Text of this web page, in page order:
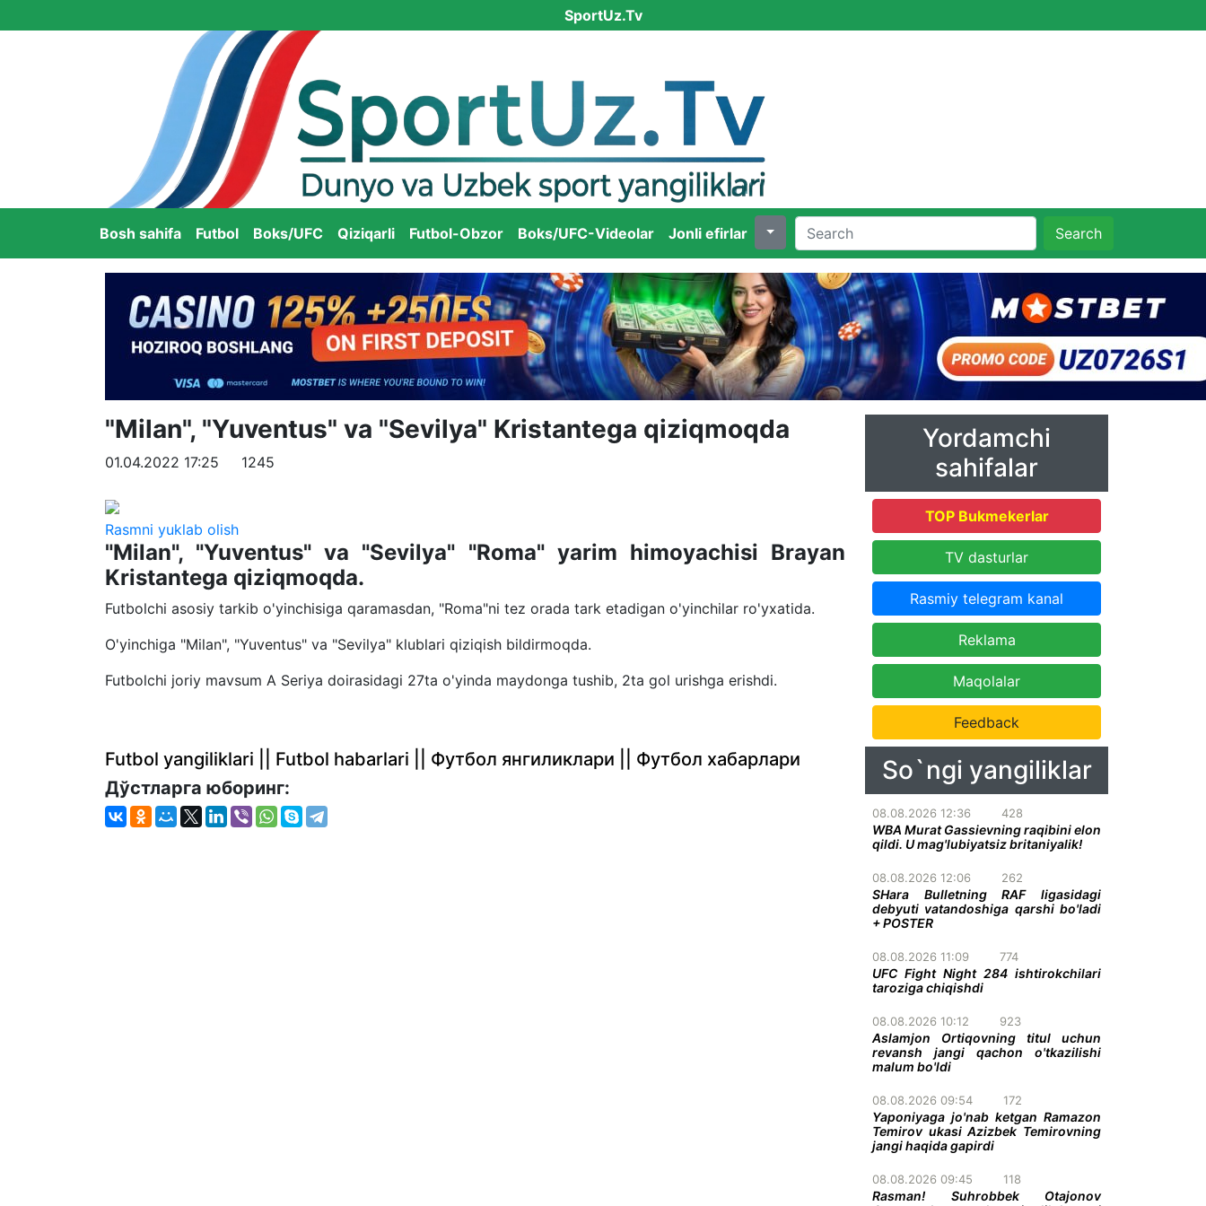
SportUz.Tv
Bosh sahifa Futbol Boks/UFC Qiziqarli Futbol-Obzor Boks/UFC-Videolar Jonli efirlar Search
"Milan", "Yuventus" va "Sevilya" Kristantega qiziqmoqda
01.04.2022 17:25 1245
Rasmni yuklab olish
"Milan", "Yuventus" va "Sevilya" "Roma" yarim himoyachisi Brayan
Kristantega qiziqmoqda.
Futbolchi asosiy tarkib o'yinchisiga qaramasdan, "Roma"ni tez orada tark etadigan o'yinchilar ro'yxatida.
O'yinchiga "Milan", "Yuventus" va "Sevilya" klublari qiziqish bildirmoqda.
Futbolchi joriy mavsum A Seriya doirasidagi 27ta o'yinda maydonga tushib, 2ta gol urishga erishdi.
Futbol yangiliklari || Futbol habarlari || Футбол янгиликлари || Футбол хабарлари
Дўстларга юборинг:
Yordamchi
sahifalar
TOP Bukmekerlar
TV dasturlar
Rasmiy telegram kanal
Reklama
Maqolalar
Feedback
So`ngi yangiliklar
08.08.2026 12:36 428
WBA Murat Gassievning raqibini elon
qildi. U mag'lubiyatsiz britaniyalik!
08.08.2026 12:06 262
SHara Bulletning RAF ligasidagi
debyuti vatandoshiga qarshi bo'ladi
+ POSTER
08.08.2026 11:09 774
UFC Fight Night 284 ishtirokchilari
taroziga chiqishdi
08.08.2026 10:12 923
Aslamjon Ortiqovning titul uchun
revansh jangi qachon o'tkazilishi
malum bo'ldi
08.08.2026 09:54 172
Yaponiyaga jo'nab ketgan Ramazon
Temirov ukasi Azizbek Temirovning
jangi haqida gapirdi
08.08.2026 09:45 118
Rasman! Suhrobbek Otajonov